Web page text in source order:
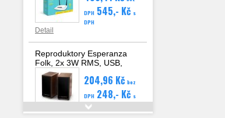
DPH 545,- Kč s
DPH
Detail
Reproduktory Esperanza
Folk, 2x 3W RMS, USB,
hlasitost, dřevěné
204,96 Kč bez
DPH 248,- Kč s
DPH
Detail